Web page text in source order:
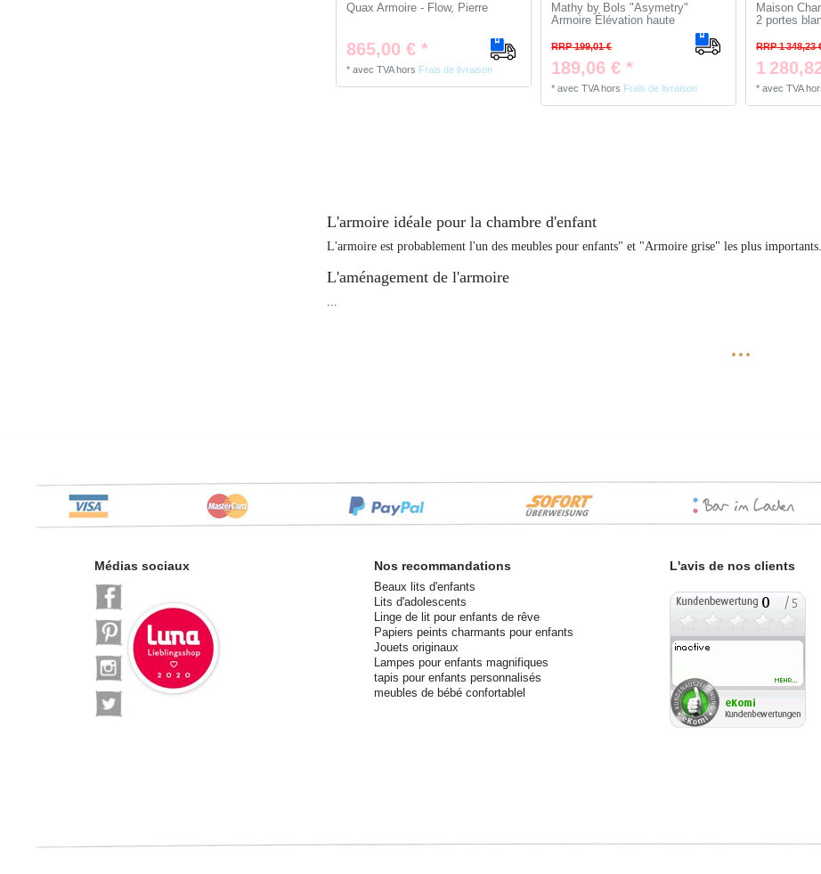
Quax Armoire - Flow, Pierre
865,00 € *
*avec TVAhors Frais de livraison
Mathy by Bols "Asymetry"
Armoire Élévation haute
RRP 199,01 €
189,06 € *
*avec TVAhors Frais de livraison
Maison
2 portes
RRP 1 348,23
1
*avec TVA
L'armoire idéale pour la chambre d'enfant
L'armoire est probablement l'un des meubles pour enfants" et "Armoire grise" les plus importants.
L'aménagement de l'armoire
...
...
Médias sociaux Nos recommandations
Beaux lits d'enfants
Lits d'adolescents
Linge de lit pour enfants de rêve
Papiers peints charmants pour enfants
Jouets originaux
Lampes pour enfants magnifiques
tapis pour enfants personnalisés
meubles de bébé confortablel
L'avis de nos clients